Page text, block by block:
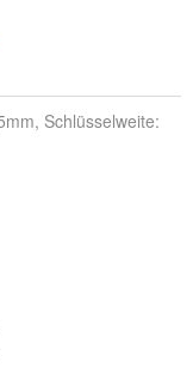
Schlüsselweite: